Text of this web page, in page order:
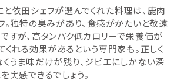
依田シェフが選んでくれた料理は、鹿肉
。独特の臭みがあり、食感がかたいと敬遠
すが、高タンパク低カロリーで栄養価が
くれる効果があるという専門家も。正しく
うま味だけが残り、ジビエにしかない深
実感できるでしょう。